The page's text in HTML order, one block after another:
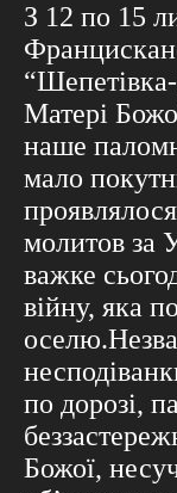
З 12 по 15
Матері
наше
мало
молитов за
важке
війну, яка
по дорозі,
Божої,